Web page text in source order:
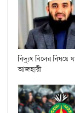
বিদ্যুৎ বিলের বিষয়ে
আজহারী